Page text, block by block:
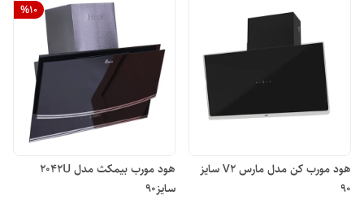
هود مورب کن مدل مارس V2 سایز
90
%10
هود مورب بیمکث مدل 2042U
سایز90